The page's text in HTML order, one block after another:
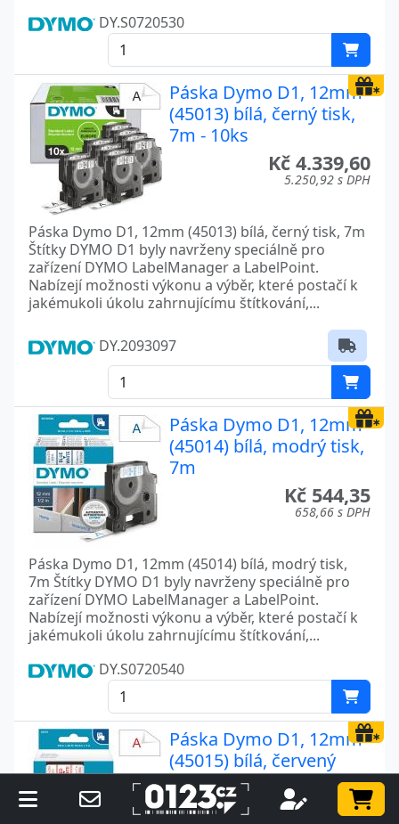
DY.S0720530
Páska Dymo D1, 12mm
(45013) bílá, černý tisk,
7m - 10ks
Kč 4.339,60
5.250,92 s DPH
Páska Dymo D1, 12mm (45013) bílá, černý tisk, 7m
Štítky DYMO D1 byly navrženy speciálně pro
zařízení DYMO LabelManager a LabelPoint.
Nabízejí možnosti výkonu a výběr, které postačí k
jakémukoli úkolu zahrnujícímu štítkování,...
DY.2093097
Páska Dymo D1, 12mm
(45014) bílá, modrý tisk,
7m
Kč 544,35
658,66 s DPH
Páska Dymo D1, 12mm (45014) bílá, modrý tisk,
7m Štítky DYMO D1 byly navrženy speciálně pro
zařízení DYMO LabelManager a LabelPoint.
Nabízejí možnosti výkonu a výběr, které postačí k
jakémukoli úkolu zahrnujícímu štítkování,...
DY.S0720540
Páska Dymo D1, 12mm
(45015) bílá, červený
tisk, 7m
Kč 544,35